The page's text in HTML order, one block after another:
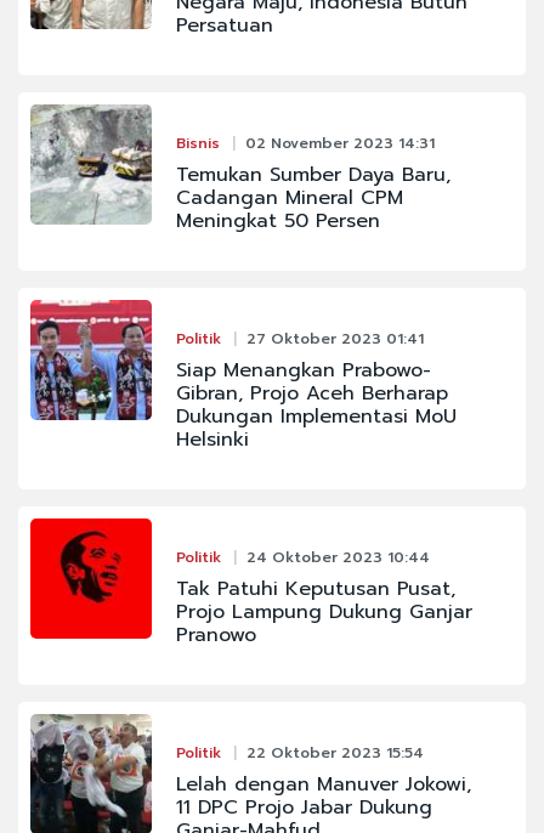
Persatuan
Bisnis 02 November 2023 14:31
Temukan Sumber Daya Baru,
Cadangan Mineral CPM
Meningkat 50 Persen
Politik 27 Oktober 2023 01:41
Siap Menangkan Prabowo-
Gibran, Projo Aceh Berharap
Dukungan Implementasi MoU
Helsinki
Politik 24 Oktober 2023 10:44
Tak Patuhi Keputusan Pusat,
Projo Lampung Dukung Ganjar
Pranowo
Politik 22 Oktober 2023 15:54
Lelah dengan Manuver Jokowi,
11 DPC Projo Jabar Dukung